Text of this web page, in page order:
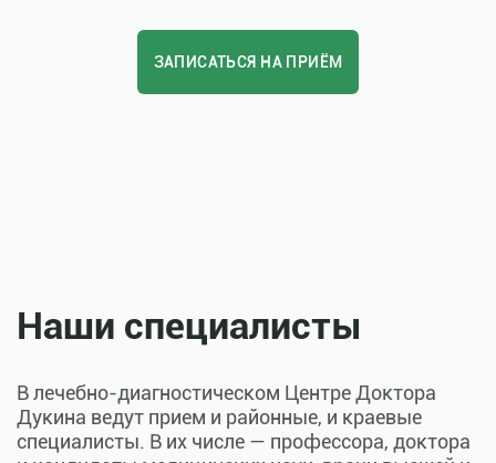
ЗАПИСАТЬСЯ НА ПРИЁМ
Наши специалисты
В лечебно-диагностическом Центре Доктора
Дукина ведут прием и районные, и краевые
специалисты. В их числе — профессора, доктора